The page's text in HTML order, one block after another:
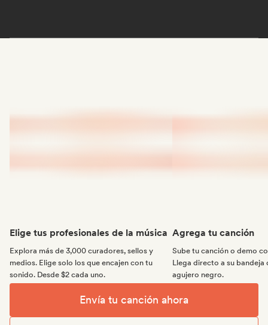
Elige tus profesionales de la música
Explora más de 3,000 curadores, sellos y
medios. Elige solo los que encajen con tu
sonido. Desde $2 cada uno.
Agrega tu canción
Sube tu canción o demo
Llega directo a su bandeja
agujero negro.
Envía tu canción ahora